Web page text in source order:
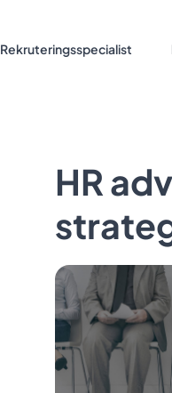
Rekruteringsspecialist
HR